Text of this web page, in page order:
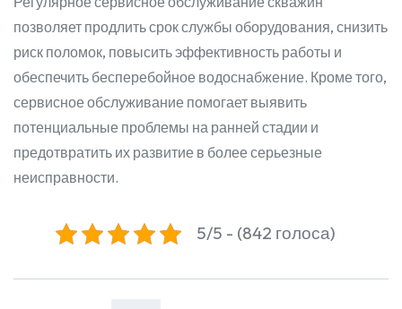
позволяет продлить срок службы оборудования, снизить
риск поломок, повысить эффективность работы и
обеспечить бесперебойное водоснабжение. Кроме того,
сервисное обслуживание помогает выявить
потенциальные проблемы на ранней стадии и
предотвратить их развитие в более серьезные
неисправности.
5/5 - (842 голоса)